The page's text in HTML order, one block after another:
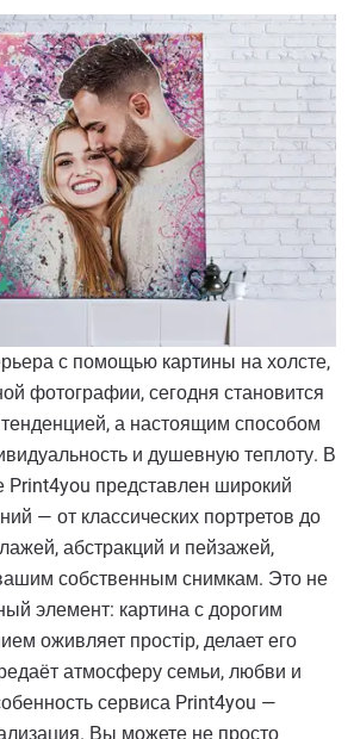
с помощью картины на холсте,
фотографии, сегодня становится
а настоящим способом
и душевную теплоту. В
Print4you представлен широкий
— от классических портретов до
абстракций и пейзажей,
собственным снимкам. Это не
элемент: картина с дорогим
оживляет простір, делает его
атмосферу семьи, любви и
сервиса Print4you —
Вы можете не просто